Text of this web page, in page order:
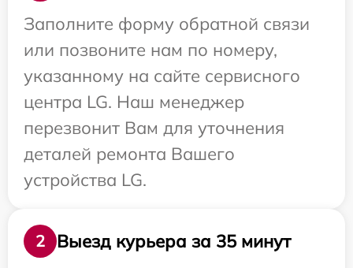
Заполните форму обратной связи
или позвоните нам по номеру,
указанному на сайте сервисного
центра LG. Наш менеджер
перезвонит Вам для уточнения
деталей ремонта Вашего
устройства LG.
2
Выезд курьера за 35 минут